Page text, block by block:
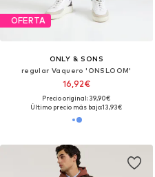
OFERTA
ONLY & SONS
regular Vaquero 'ONSLOOM'
16,92€
Precio original: 39,90€
Último precio más bajo:13,93€